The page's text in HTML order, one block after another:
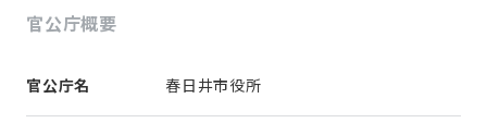
官公庁概要
官公庁名 春日井市役所